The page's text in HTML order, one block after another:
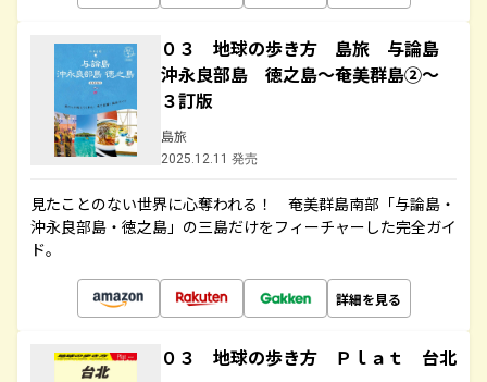
０３ 地球の歩き方 島旅 与論島
沖永良部島 徳之島～奄美群島②～
３訂版
島旅
2025.12.11 発売
見たことのない世界に心奪われる！ 奄美群島南部「与論島・
沖永良部島・徳之島」の三島だけをフィーチャーした完全ガイ
ド。
詳細を見る
０３ 地球の歩き方 Ｐｌａｔ 台北